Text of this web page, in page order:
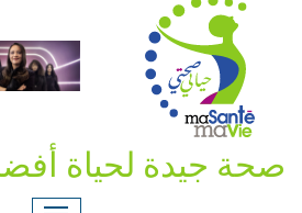
صحة جيدة لحياة